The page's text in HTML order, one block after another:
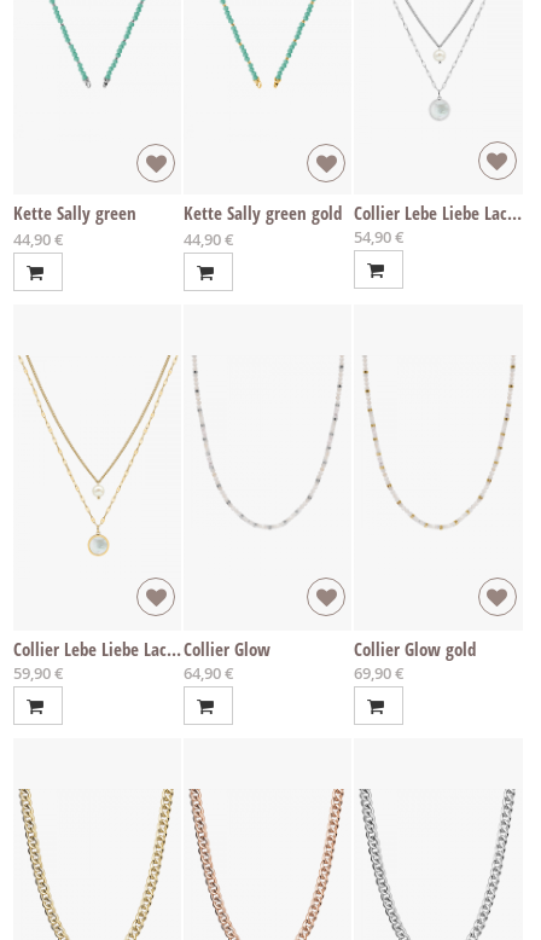
Kette Sally green
Ab
44,90 €
Kette Sally green gold
Ab
44,90 €
Collier Lebe Liebe Lache
54,90 €
Collier Lebe Liebe Lache gold
59,90 €
Collier Glow
64,90 €
Collier Glow gold
69,90 €